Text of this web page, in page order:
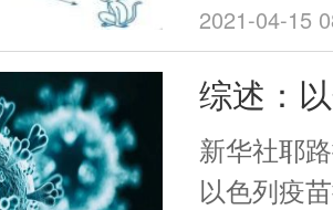
（以下简
博博士接
访透露，
军事医学
同研制的
2021-04-15
综述：
明显 但
定性
新华社耶
以色列疫